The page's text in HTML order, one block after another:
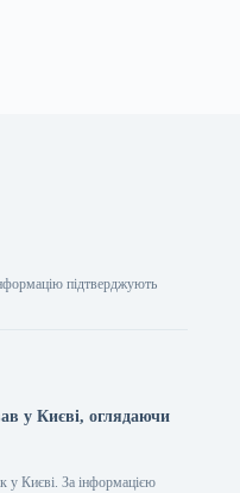
підтверджують
у Києві, оглядаючи
у Києві. За інформацією